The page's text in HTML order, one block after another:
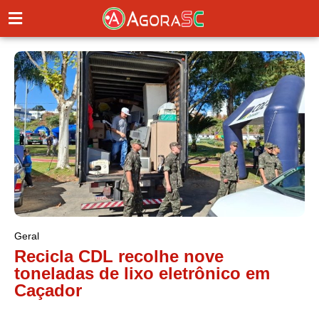
Geral
Recicla CDL recolhe nove
toneladas de lixo eletrônico em
Caçador